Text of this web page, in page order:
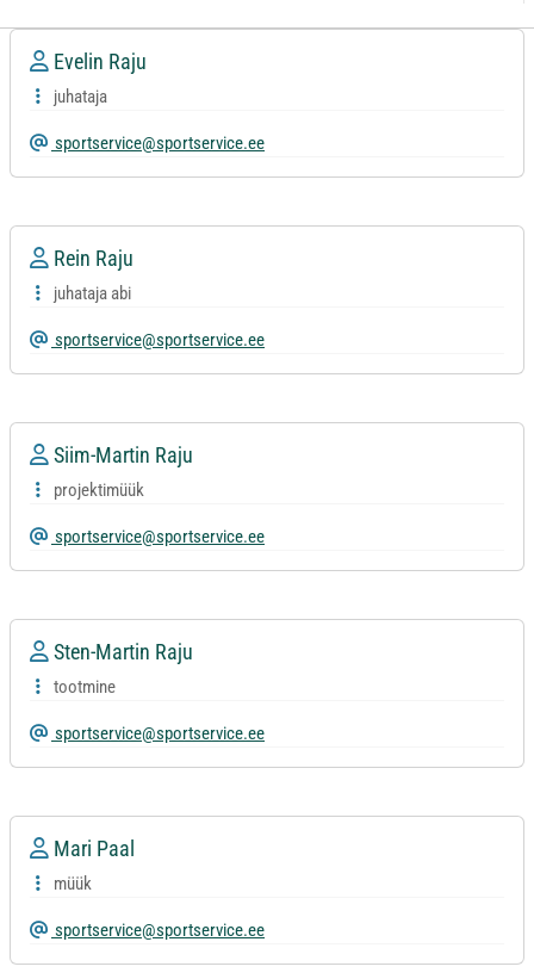
Evelin Raju
juhataja
sportservice@sportservice.ee
Rein Raju
juhataja abi
sportservice@sportservice.ee
Siim-Martin Raju
projektimüük
sportservice@sportservice.ee
Sten-Martin Raju
tootmine
sportservice@sportservice.ee
Mari Paal
müük
sportservice@sportservice.ee